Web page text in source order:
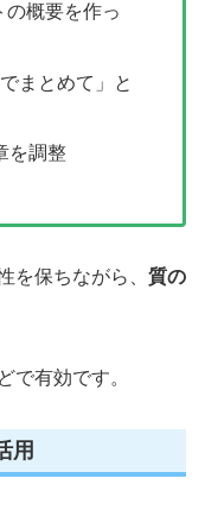
の概要を作っ
まとめて」と
を調整
を保ちながら、 質の
で有効です。
用